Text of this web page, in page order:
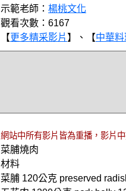
示範老師： 楊桃文化
觀看次數：6167
【更多精采影片 】、【中華料
網站中所有影片皆為重播，影片
菜脯燒肉
材料
菜脯 120公克 preserved